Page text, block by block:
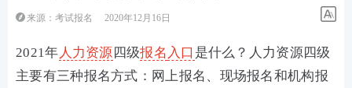
来源： 考试报名 2020年12月16日
2021年 人力资源四级报名 入口 是什么？人力资源四级
主要有三种报名方式：网上报名、现场报名和机构报